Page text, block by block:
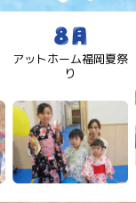
アットホーム福岡夏祭
り